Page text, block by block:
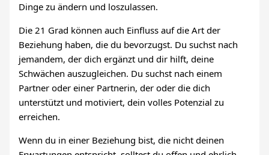
Dinge zu ändern und loszulassen.
Die 21 Grad können auch Einfluss auf die Art der
Beziehung haben, die du bevorzugst. Du suchst nach
jemandem, der dich ergänzt und dir hilft, deine
Schwächen auszugleichen. Du suchst nach einem
Partner oder einer Partnerin, der oder die dich
unterstützt und motiviert, dein volles Potenzial zu
erreichen.
Wenn du in einer Beziehung bist, die nicht deinen